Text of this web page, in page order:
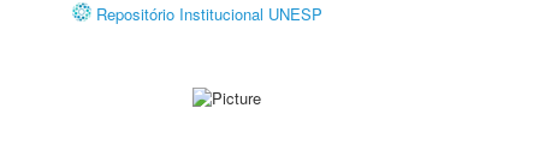
Repositório Institucional UNESP